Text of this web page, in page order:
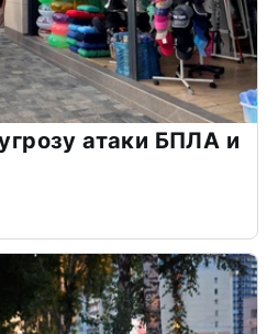
атаки БПЛА и